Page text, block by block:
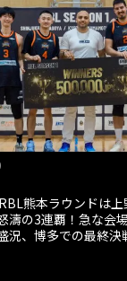
熊本ラウンドは
濤の3連覇！急な会
況、博多での最終決